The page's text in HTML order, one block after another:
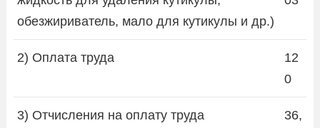
обезжириватель, мало для кутикулы и др.)
2) Оплата труда
12
0
3) Отчисления на оплату труда
36,